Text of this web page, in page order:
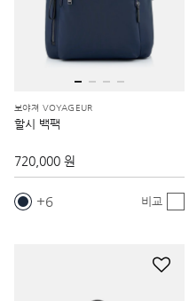
보야져 VOYAGEUR
할시 백팩
720,000 원
6 비교